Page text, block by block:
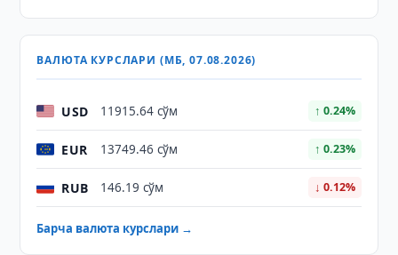
ВАЛЮТА КУРСЛАРИ (МБ, 07.08.2026)
USD 11915.64 сўм ↑ 0.24%
EUR 13749.46 сўм ↑ 0.23%
RUB 146.19 сўм ↓ 0.12%
Барча валюта курслари →